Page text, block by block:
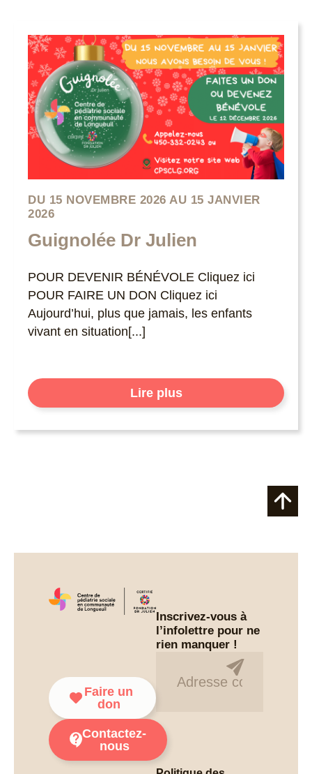
DU 15 NOVEMBRE 2026 AU 15 JANVIER
2026
Guignolée Dr Julien
POUR DEVENIR BÉNÉVOLE Cliquez ici
POUR FAIRE UN DON Cliquez ici
Aujourd’hui, plus que jamais, les enfants
vivant en situation[...]
Lire plus
Faire un
don
Contactez-
nous
Inscrivez-vous à
l’infolettre pour ne
rien manquer !